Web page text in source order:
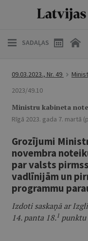
SADAĻAS
09.03.2023., Nr. 49
2023/49.10
Ministru kabineta
Rīgā 2023. gada 7. martā
Grozījumi
novembra
par valsts
vadlīnijām un
programmu
Izdoti saskaņā ar
14. panta 18. 1 punktu